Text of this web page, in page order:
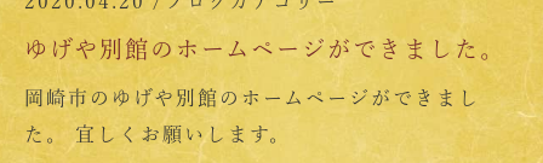
ゆげや別館のホームページができました。
岡崎市のゆげや別館のホームページができまし
た。 宜しくお願いします。